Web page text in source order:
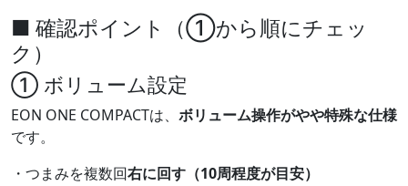
■ 確認ポイント（①から順にチェッ
ク）
① ボリューム設定
EON ONE COMPACTは、 ボリューム操作がやや特殊な仕様
です。
・つまみを複数回右に回す（10周程度が目安）